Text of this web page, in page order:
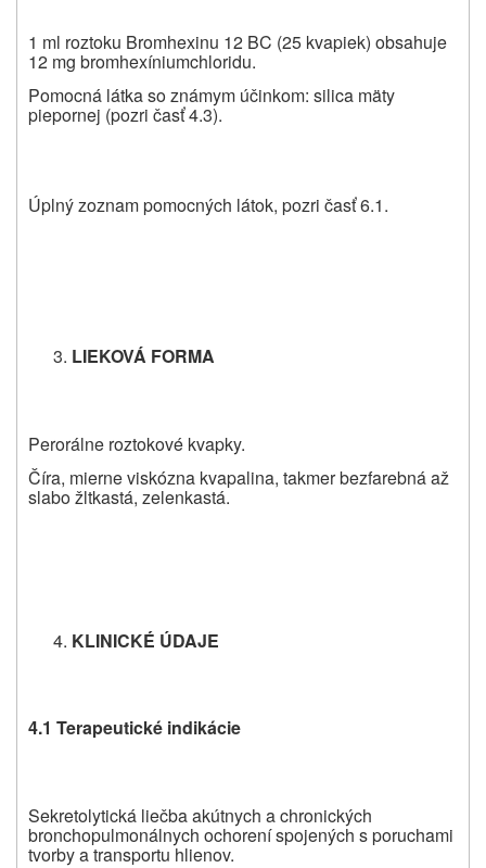
1 ml roztoku Bromhexinu 12 BC (25 kvapiek) obsahuje
12 mg bromhexíniumchloridu.
Pomocná látka so známym účinkom: silica mäty
piepornej (pozri časť 4.3).
Úplný zoznam pomocných látok, pozri časť 6.1.
LIEKOVÁ FORMA
Perorálne roztokové kvapky.
Číra, mierne viskózna kvapalina, takmer bezfarebná až
slabo žltkastá, zelenkastá.
KLINICKÉ ÚDAJE
4.1 Terapeutické indikácie
Sekretolytická liečba akútnych a chronických
bronchopulmonálnych ochorení spojených s poruchami
tvorby a transportu hlienov.